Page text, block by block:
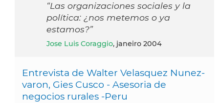
“Las organizaciones sociales y la
política: ¿nos metemos o ya
estamos?”
Jose Luis Coraggio, janeiro 2004
Entrevista de Walter Velasquez Nunez-
varon, Gies Cusco - Asesoria de
negocios rurales -Peru